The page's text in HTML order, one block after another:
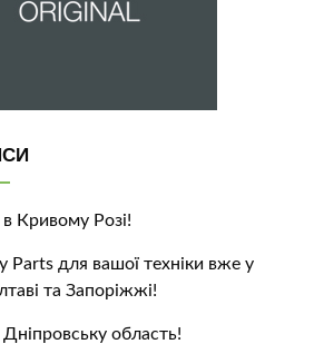
Кривому Розі!
Parts для вашої техніки вже у
та Запоріжжі!
область!